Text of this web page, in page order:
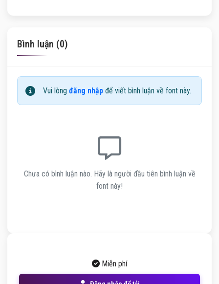
Bình luận (0)
Vui lòng đăng nhập để viết bình luận về font này.
Chưa có bình luận nào. Hãy là người đầu tiên bình luận về
font này!
Miễn phí